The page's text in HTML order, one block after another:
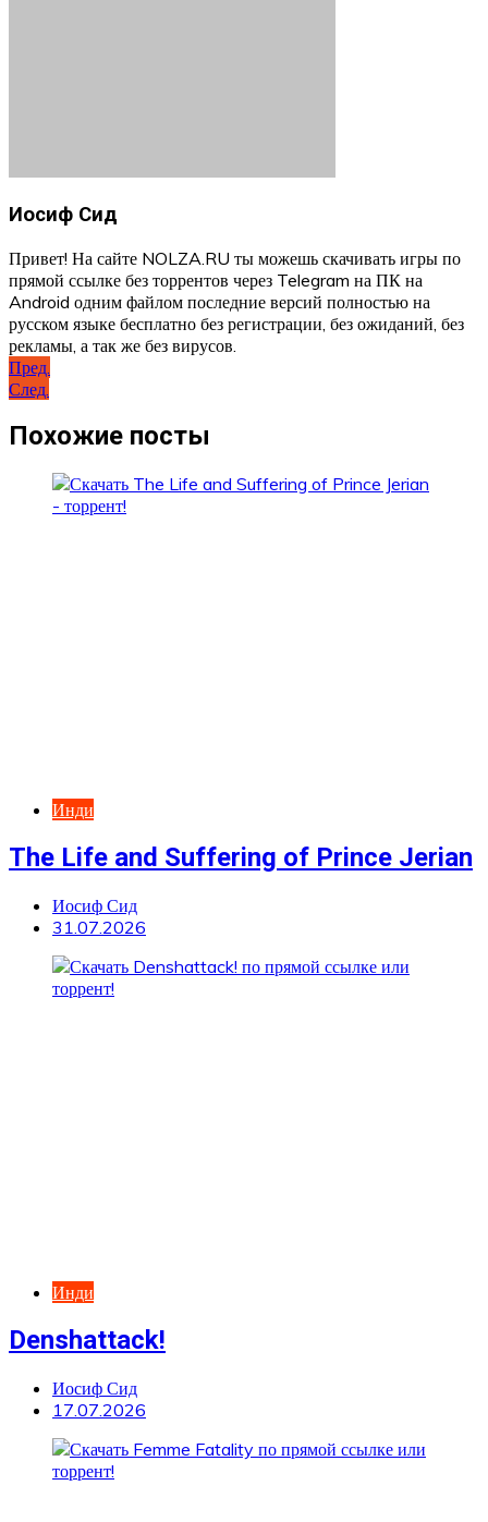
Иосиф Сид
Привет! На сайте NOLZA.RU ты можешь скачивать игры по
прямой ссылке без торрентов через Telegram на ПК на
Android одним файлом последние версий полностью на
русском языке бесплатно без регистрации, без ожиданий, без
рекламы, а так же без вирусов.
Навигация
по
записям
Пред.
След.
Похожие посты
Инди
The Life and Suffering of Prince Jerian
Иосиф Сид
31.07.2026
Инди
Denshattack!
Иосиф Сид
17.07.2026